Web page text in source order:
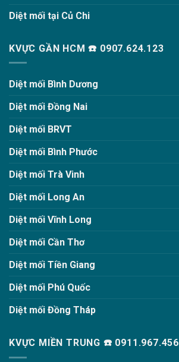
Diệt mối tại Củ Chi
KVỰC GẦN HCM ☎️ 0907.624.123
Diệt mối Bình Dương
Diệt mối Đồng Nai
Diệt mối BRVT
Diệt mối Bình Phước
Diệt mối Trà Vinh
Diệt mối Long An
Diệt mối Vĩnh Long
Diệt mối Cần Thơ
Diệt mối Tiền Giang
Diệt mối Phú Quốc
Diệt mối Đồng Tháp
KVỰC MIỀN TRUNG ☎️ 0911.967.456